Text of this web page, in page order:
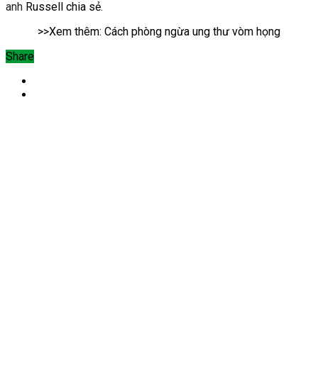
anh Russell chia sẻ.
>>Xem thêm: Cách phòng ngừa ung thư vòm họng
Share